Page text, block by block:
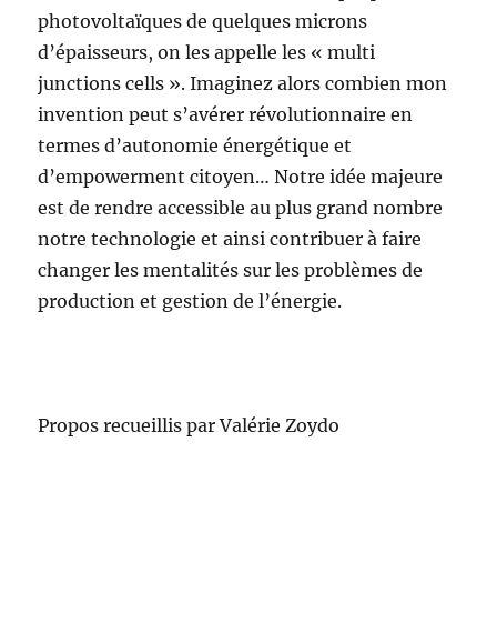
photovoltaïques de quelques microns
d’épaisseurs, on les appelle les « multi
junctions cells ». Imaginez alors combien mon
invention peut s’avérer révolutionnaire en
termes d’autonomie énergétique et
d’empowerment citoyen… Notre idée majeure
est de rendre accessible au plus grand nombre
notre technologie et ainsi contribuer à faire
changer les mentalités sur les problèmes de
production et gestion de l’énergie.
Propos recueillis par Valérie Zoydo